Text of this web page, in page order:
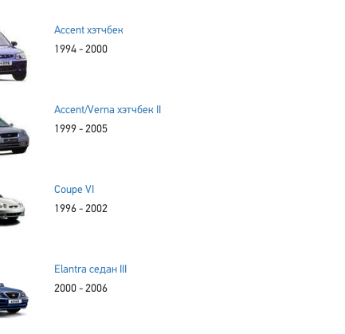
Accent хэтчбек
1994 - 2000
Accent/Verna хэтчбек II
1999 - 2005
Coupe VI
1996 - 2002
Elantra седан III
2000 - 2006